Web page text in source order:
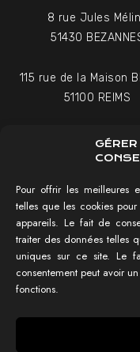
GÉRER
Pour offrir les meilleures
telles que les cookies
appareils. Le fait de
traiter des données telles
uniques sur ce site. Le
consentement peut avoir
fonctions.
8 rue Jules
51430
115 rue de la Maison
51100 REIMS
27-29 Rue
75016 PARIS
NAVIGATION